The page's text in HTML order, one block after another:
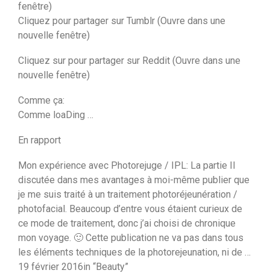
fenêtre)
Cliquez pour partager sur Tumblr (Ouvre dans une
nouvelle fenêtre)
Cliquez sur pour partager sur Reddit (Ouvre dans une
nouvelle fenêtre)
Comme ça:
Comme loaDing …
En rapport
Mon expérience avec Photorejuge / IPL: La partie II
discutée dans mes avantages à moi-même publier que
je me suis traité à un traitement photoréjeunération /
photofacial. Beaucoup d’entre vous étaient curieux de
ce mode de traitement, donc j’ai choisi de chronique
mon voyage. 🙂 Cette publication ne va pas dans tous
les éléments techniques de la photorejeunation, ni de …
19 février 2016in “Beauty”